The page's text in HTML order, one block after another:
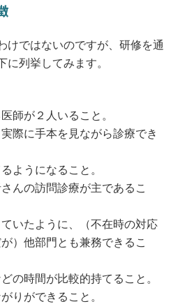
ではないのですが、研修を通
に列挙してみます。
師が２人いること。
際に手本を見ながら診療でき
ようになること。
んの訪問診療が主であるこ
いたように、（不在時の対応
）他部門とも兼務できるこ
の時間が比較的持てること。
りができること。